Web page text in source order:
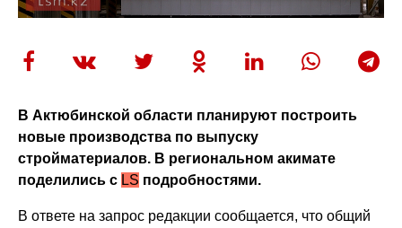
В Актюбинской области планируют построить
новые производства по выпуску
стройматериалов. В региональном акимате
поделились с LS подробностями.
В ответе на запрос редакции сообщается, что общий